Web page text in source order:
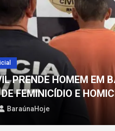
Baraúna Policial
DOIS
BaraúnaHoje